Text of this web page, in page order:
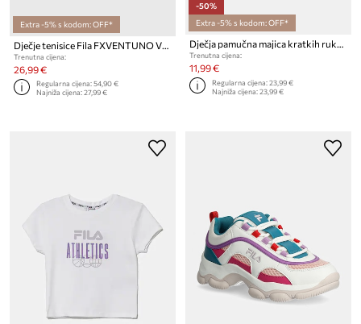
Extra -5% s kodom: OFF*
Trenutna cijena:
26,99 €
Regularna cijena:54,90 €
Najniža cijena:27,99 €
-50%
Extra -5% s kodom: OFF*
Dječja pamučna majica kratkih rukava Fila ISNY
Trenutna cijena:
11,99 €
Regularna cijena:23,99 €
Najniža cijena:23,99 €